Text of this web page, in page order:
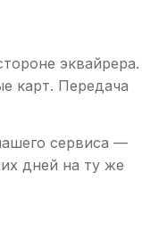
эквайрера.
карт. Передача
сервиса —
дней на ту же